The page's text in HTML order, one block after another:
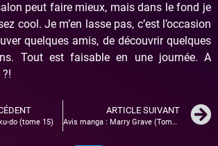
peut faire mieux, mais dans le fond je
cool. Je m’en lasse pas, c’est l’occasion
quelques amis, de découvrir quelques
Tout est faisable en une journée. A
do (tome 15)
ARTICLE SUIVANT